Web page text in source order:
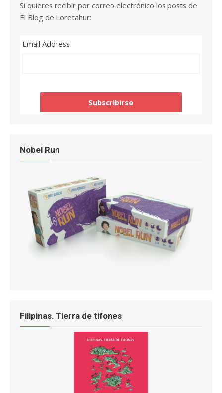
Si quieres recibir por correo electrónico los posts de
El Blog de Loretahur:
Email Address
Nobel Run
Filipinas. Tierra de tifones